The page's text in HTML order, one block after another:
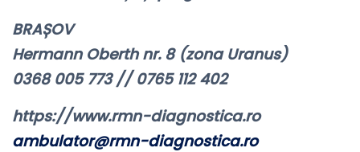
BRAȘOV
Hermann Oberth nr. 8 (zona Uranus)
0368 005 773 // 0765 112 402
https://www.rmn-diagnostica.ro
ambulator@rmn-diagnostica.ro